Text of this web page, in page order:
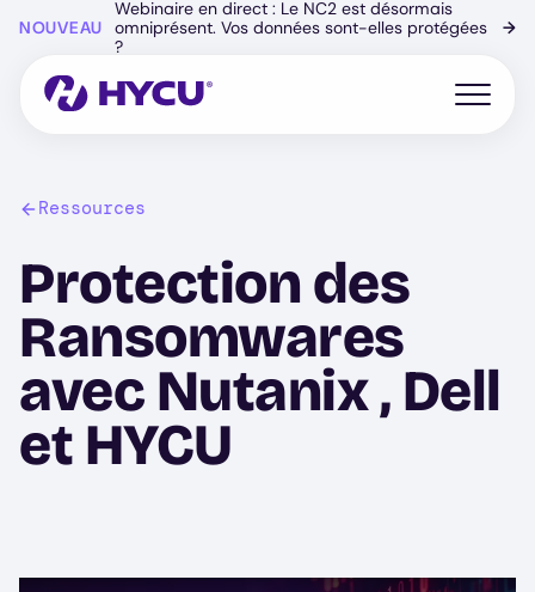
content
NOUVEAU
Webinaire en direct : Le NC2 est désormais
omniprésent. Vos données sont-elles protégées
?
→
Open
Ressources
Protection des
Ransomwares
avec Nutanix , Dell
et HYCU